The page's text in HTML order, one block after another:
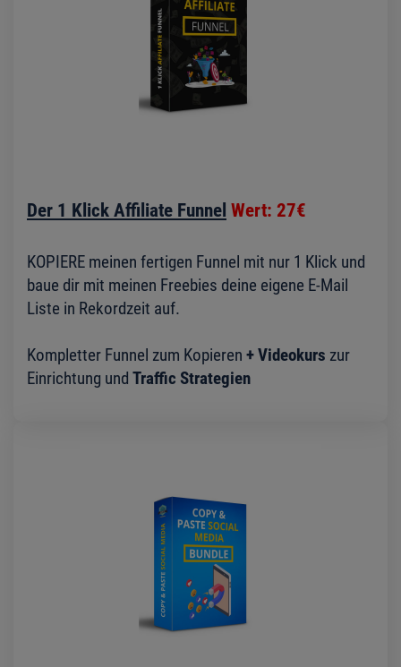
Der 1 Klick Affiliate Funnel Wert: 27€
KOPIERE meinen fertigen Funnel mit nur 1 Klick und
baue dir mit meinen Freebies deine eigene E-Mail
Liste in Rekordzeit auf.
Kompletter Funnel zum Kopieren + Videokurs zur
Einrichtung und Traffic Strategien